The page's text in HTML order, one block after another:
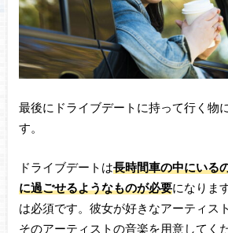
最後にドライブデートに持って行く物
す。
ドライブデートは長時間車の中にいる
に過ごせるようなものが必要になりま
は必須です。彼女が好きなアーティス
そのアーティストの音楽を用意してくだ